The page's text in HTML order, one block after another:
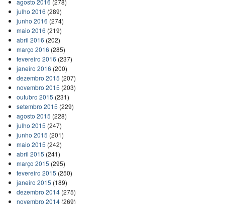
agosto 2016 (278)
julho 2016 (289)
junho 2016 (274)
maio 2016 (219)
abril 2016 (202)
março 2016 (285)
fevereiro 2016 (237)
janeiro 2016 (200)
dezembro 2015 (207)
novembro 2015 (203)
outubro 2015 (231)
setembro 2015 (229)
agosto 2015 (228)
julho 2015 (247)
junho 2015 (201)
maio 2015 (242)
abril 2015 (241)
março 2015 (295)
fevereiro 2015 (250)
janeiro 2015 (189)
dezembro 2014(275)
novembro 2014(269)